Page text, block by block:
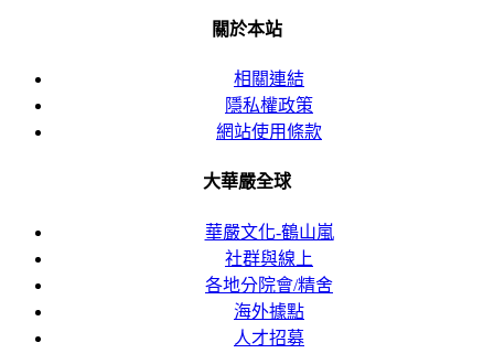
關於本站
相關連結
隱私權政策
網站使用條款
大華嚴全球
華嚴文化-鶴山嵐
社群與線上
各地分院會/精舍
海外據點
人才招募